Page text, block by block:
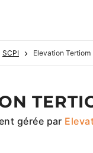
SCPI Elevation Tertiom
gérée par